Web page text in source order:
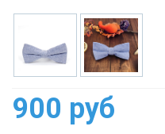
900 руб